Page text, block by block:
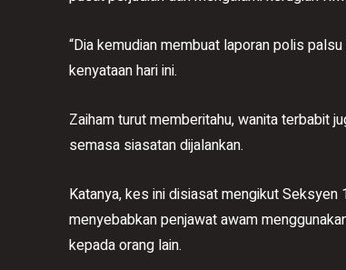
“Dia kemudian membuat laporan polis
kenyataan hari ini.
Zaiham turut memberitahu, wanita terbabit
semasa siasatan dijalankan.
Katanya, kes ini disiasat mengikut
menyebabkan penjawat awam
kepada orang lain.